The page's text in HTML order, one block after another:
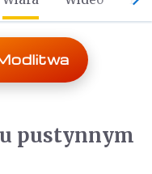
pustynnym